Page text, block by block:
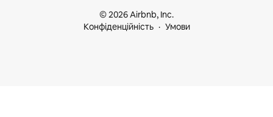
© 2026 Airbnb, Inc.
Конфіденційність
Умови